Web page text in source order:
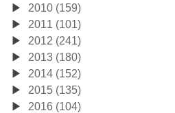
2010 (159)
2011 (101)
2012 (241)
2013 (180)
2014 (152)
2015 (135)
2016 (104)